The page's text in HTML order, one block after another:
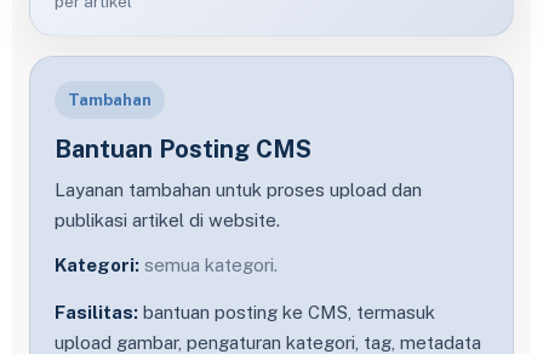
Tambahan
Bantuan Posting CMS
Layanan tambahan untuk proses upload dan
publikasi artikel di website.
Kategori: semua kategori.
Fasilitas: bantuan posting ke CMS, termasuk
upload gambar, pengaturan kategori, tag, metadata